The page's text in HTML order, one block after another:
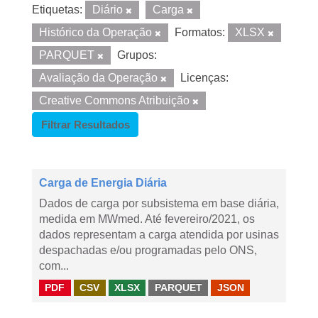
Etiquetas: Diário
Carga
Histórico da Operação
Formatos:
XLSX
PARQUET
Grupos:
Avaliação da Operação
Licenças:
Creative Commons Atribuição
Filtrar Resultados
Carga de Energia Diária
Dados de carga por subsistema em base diária,
medida em MWmed. Até fevereiro/2021, os
dados representam a carga atendida por usinas
despachadas e/ou programadas pelo ONS,
com...
PDF CSV XLSX PARQUET JSON